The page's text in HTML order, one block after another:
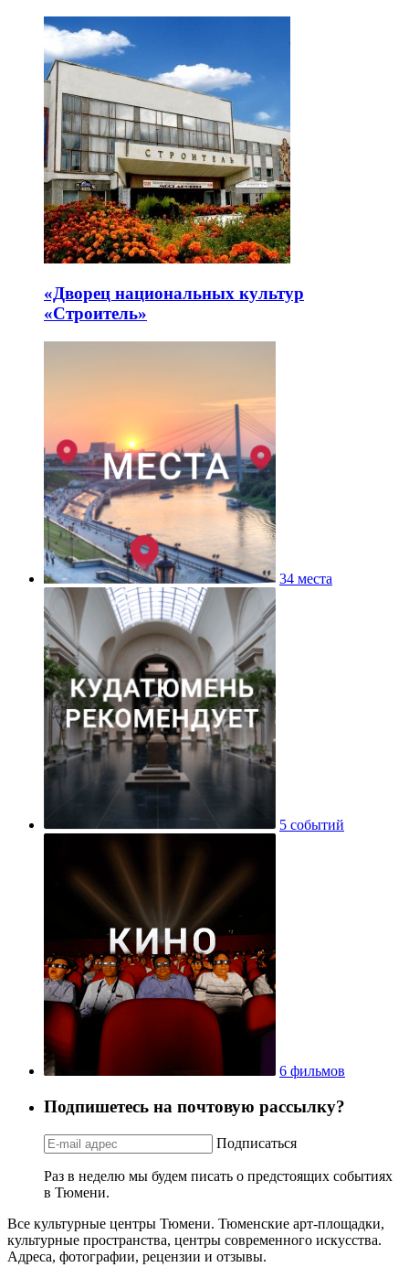
«Дворец национальных культур
«Строитель»
34 места
5 событий
6 фильмов
Подпишетесь на почтовую рассылку?
Подписаться
Раз в неделю мы будем писать о предстоящих событиях
в Тюмени.
Все культурные центры Тюмени. Тюменские арт-площадки,
культурные пространства, центры современного искусства.
Адреса, фотографии, рецензии и отзывы.